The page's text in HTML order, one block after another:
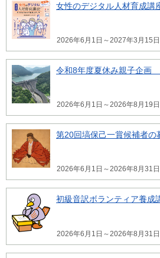
女性のデジタル人材育成講
2026年6月1日～2027年3月15日
令和8年度夏休み親子企画
2026年6月1日～2026年8月19日
第20回塙保己一賞候補者の
2026年6月1日～2026年8月31日
初級音訳ボランティア養成
2026年6月1日～2026年8月31日